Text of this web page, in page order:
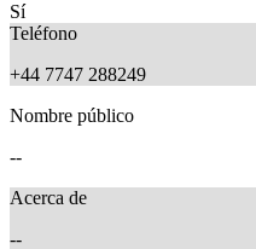
Sí
Teléfono
+44 7747 288249
Nombre público
--
Acerca de
--